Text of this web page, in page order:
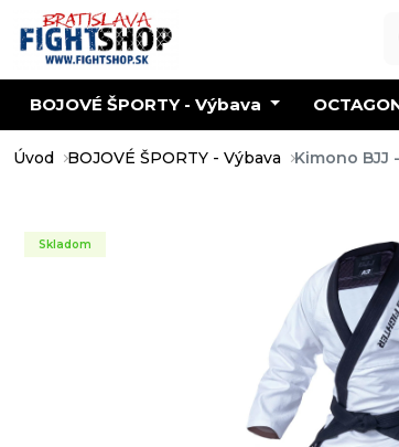
BOJOVÉ ŠPORTY - Výbava
Úvod BOJOVÉ ŠPORTY - Výbava Kimono BJJ
Skladom